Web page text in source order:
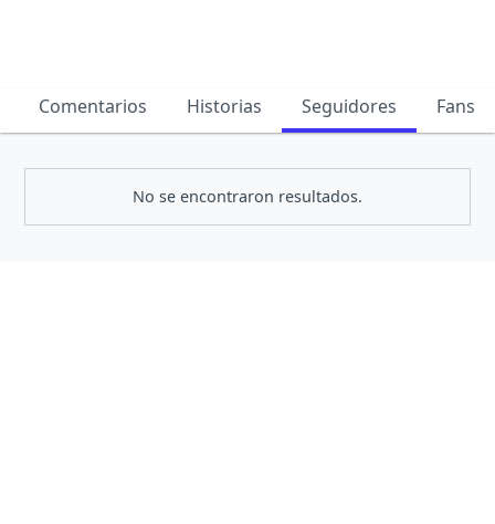
Comentarios Historias Seguidores Fans
No se encontraron resultados.